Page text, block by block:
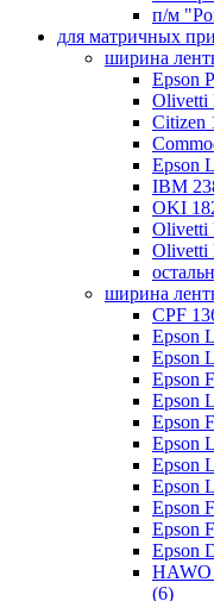
п/м
для матричных
ширина
Epson
Citizen
Epson
IBM
OKI
Olivetti
Olivetti
ширина
CPF
Epson
Epson
Epson
Epson
Epson
Epson
Epson
Epson
Epson
Epson
Epson
HAWO
(6)